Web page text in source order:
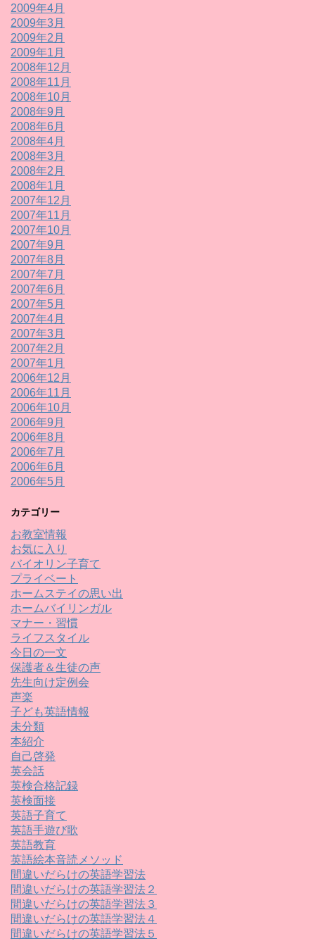
2009年4月
2009年3月
2009年2月
2009年1月
2008年12月
2008年11月
2008年10月
2008年9月
2008年6月
2008年4月
2008年3月
2008年2月
2008年1月
2007年12月
2007年11月
2007年10月
2007年9月
2007年8月
2007年7月
2007年6月
2007年5月
2007年4月
2007年3月
2007年2月
2007年1月
2006年12月
2006年11月
2006年10月
2006年9月
2006年8月
2006年7月
2006年6月
2006年5月
カテゴリー
お教室情報
お気に入り
バイオリン子育て
プライベート
ホームステイの思い出
ホームバイリンガル
マナー・習慣
ライフスタイル
今日の一文
保護者＆生徒の声
先生向け定例会
声楽
子ども英語情報
未分類
本紹介
自己啓発
英会話
英検合格記録
英検面接
英語子育て
英語手遊び歌
英語教育
英語絵本音読メソッド
間違いだらけの英語学習法
間違いだらけの英語学習法２
間違いだらけの英語学習法３
間違いだらけの英語学習法４
間違いだらけの英語学習法５